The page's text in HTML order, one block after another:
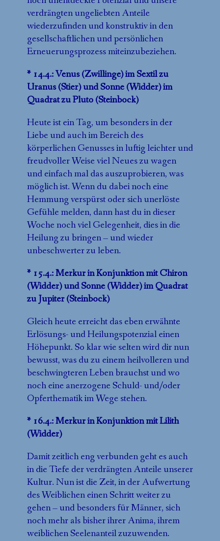
verdrängten ungeliebten Anteile
wiederzufinden und konstruktiv in den
gesellschaftlichen und persönlichen
Erneuerungsprozess miteinzubeziehen.
* 14.4.: Venus (Zwillinge) im Sextil zu
Uranus (Stier) und Sonne (Widder) im
Quadrat zu Pluto (Steinbock)
Heute ist ein Tag, um besonders in der
Liebe und auch im Bereich des
körperlichen Genusses in luftig leichter und
freudvoller Weise viel Neues zu wagen
und einfach mal das auszuprobieren, was
möglich ist. Wenn du dabei noch eine
Hemmung verspürst oder sich unerlöste
Gefühle melden, dann hast du in dieser
Woche noch viel Gelegenheit, dies in die
Heilung zu bringen – und wieder
unbeschwerter zu leben.
* 15.4.: Merkur in Konjunktion mit Chiron
(Widder) und Sonne (Widder) im Quadrat
zu Jupiter (Steinbock)
Gleich heute erreicht das eben erwähnte
Erlösungs- und Heilungspotenzial einen
Höhepunkt. So klar wie selten wird dir nun
bewusst, was du zu einem heilvolleren und
beschwingteren Leben brauchst und wo
noch eine anerzogene Schuld- und/oder
Opferthematik im Wege stehen.
* 16.4.: Merkur in Konjunktion mit Lilith
(Widder)
Damit zeitlich eng verbunden geht es auch
in die Tiefe der verdrängten Anteile unserer
Kultur. Nun ist die Zeit, in der Aufwertung
des Weiblichen einen Schritt weiter zu
gehen – und besonders für Männer, sich
noch mehr als bisher ihrer Anima, ihrem
weiblichen Seelenanteil zuzuwenden.